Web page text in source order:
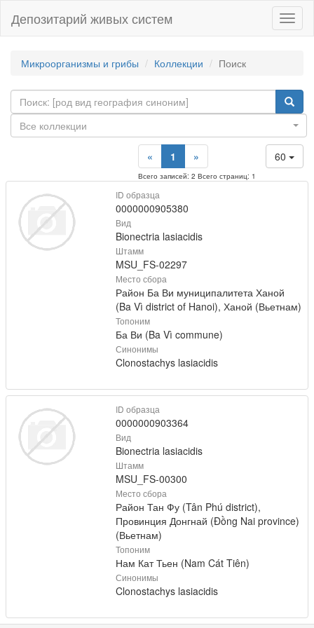
Депозитарий живых систем
Микроорганизмы и грибы Коллекции Поиск
Все коллекции
60
« 1 »
Всего записей: 2 Всего страниц: 1
ID образца
0000000905380
Вид
Bionectria lasiacidis
Штамм
MSU_FS-02297
Место сбора
Район Ба Ви муниципалитета Ханой
(Ba Vì district of Hanoi), Ханой (Вьетнам)
Топоним
Ба Ви (Ba Vì commune)
Синонимы
Clonostachys lasiacidis
ID образца
0000000903364
Вид
Bionectria lasiacidis
Штамм
MSU_FS-00300
Место сбора
Район Тан Фу (Tân Phú district),
Провинция Донгнай (Đồng Nai province)
(Вьетнам)
Топоним
Нам Кат Тьен (Nam Cát Tiên)
Синонимы
Clonostachys lasiacidis